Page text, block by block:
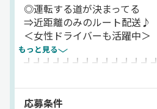
◎運転する道が決まってる
⇒近距離のみのルート配送♪
＜女性ドライバーも活躍中＞
┛┛┛┛┛┛┛┛┛┛┛┛┛┛
★派遣社員／小型ドライバー
もっと見る
応募条件